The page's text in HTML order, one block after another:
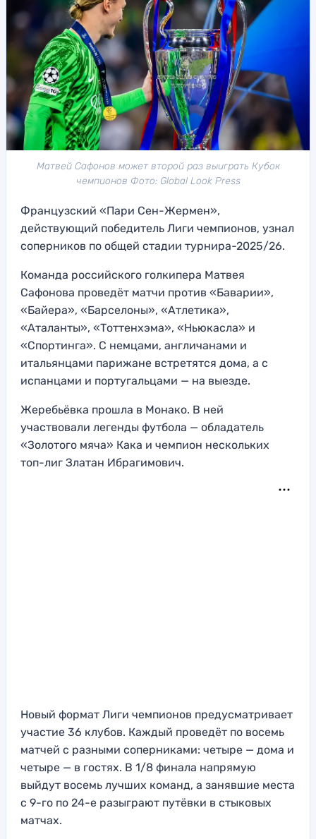
Матвей Сафонов может второй раз выиграть Кубок
чемпионов Фото: Global Look Press
Французский «Пари Сен-Жермен»,
действующий победитель Лиги чемпионов, узнал
соперников по общей стадии турнира-2025/26.
Команда российского голкипера Матвея
Сафонова проведёт матчи против «Баварии»,
«Байера», «Барселоны», «Атлетика»,
«Аталанты», «Тоттенхэма», «Ньюкасла» и
«Спортинга». С немцами, англичанами и
итальянцами парижане встретятся дома, а с
испанцами и португальцами — на выезде.
Жеребьёвка прошла в Монако. В ней
участвовали легенды футбола — обладатель
«Золотого мяча» Кака и чемпион нескольких
топ-лиг Златан Ибрагимович.
Новый формат Лиги чемпионов предусматривает
участие 36 клубов. Каждый проведёт по восемь
матчей с разными соперниками: четыре — дома и
четыре — в гостях. В 1/8 финала напрямую
выйдут восемь лучших команд, а занявшие места
с 9-го по 24-е разыграют путёвки в стыковых
матчах.